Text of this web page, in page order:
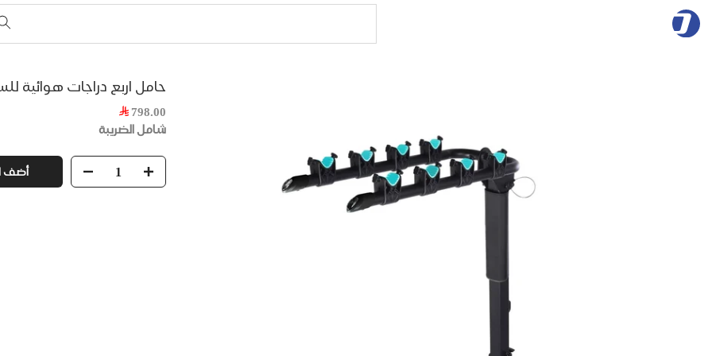
حامل اربع دراجات هوائية
798.00
شامل الضريبة
أضف